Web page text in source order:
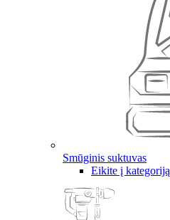
Smūginis suktuvas
Eikite į kategoriją